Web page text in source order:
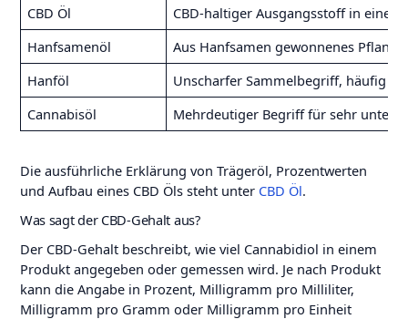
CBD Öl
CBD-haltiger Ausgangsstoff in einem
Hanfsamenöl
Aus Hanfsamen gewonnenes
Hanföl
Unscharfer Sammelbegriff, häufig
Cannabisöl
Mehrdeutiger Begriff für sehr
Die ausführliche Erklärung von Trägeröl, Prozentwerten
und Aufbau eines CBD Öls steht unter CBD Öl.
Was sagt der CBD-Gehalt aus?
Der CBD-Gehalt beschreibt, wie viel Cannabidiol in einem
Produkt angegeben oder gemessen wird. Je nach Produkt
kann die Angabe in Prozent, Milligramm pro Milliliter,
Milligramm pro Gramm oder Milligramm pro Einheit